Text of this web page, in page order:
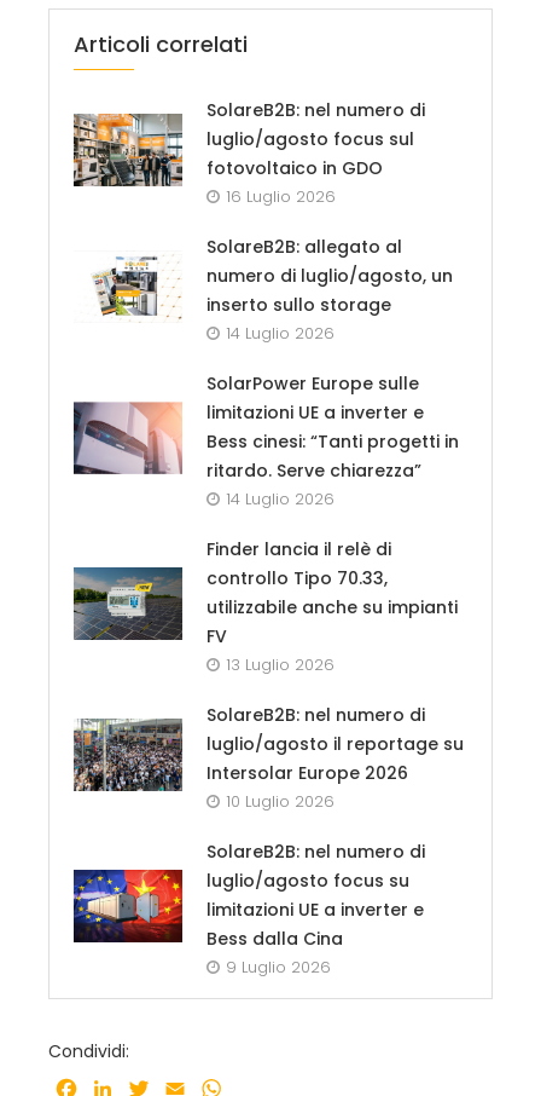
Articoli correlati
SolareB2B: nel numero di
luglio/agosto focus sul
fotovoltaico in GDO
16 Luglio 2026
SolareB2B: allegato al
numero di luglio/agosto, un
inserto sullo storage
14 Luglio 2026
SolarPower Europe sulle
limitazioni UE a inverter e
Bess cinesi: “Tanti progetti in
ritardo. Serve chiarezza”
14 Luglio 2026
Finder lancia il relè di
controllo Tipo 70.33,
utilizzabile anche su impianti
FV
13 Luglio 2026
SolareB2B: nel numero di
luglio/agosto il reportage su
Intersolar Europe 2026
10 Luglio 2026
SolareB2B: nel numero di
luglio/agosto focus su
limitazioni UE a inverter e
Bess dalla Cina
9 Luglio 2026
Condividi:
Facebook
LinkedInTwitter
Email